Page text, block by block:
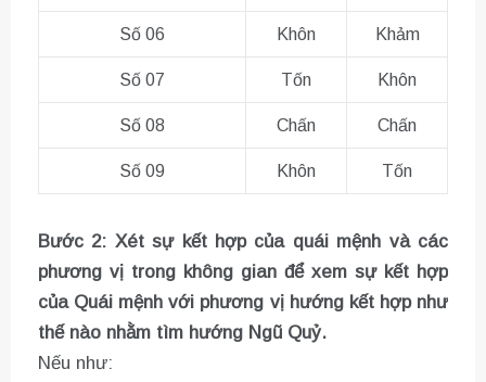
Số 06 Khôn Khảm
Số 07 Tốn Khôn
Số 08 Chấn Chấn
Số 09 Khôn Tốn
Bước 2: Xét sự kết hợp của quái mệnh và các
phương vị trong không gian để xem sự kết hợp
của Quái mệnh với phương vị hướng kết hợp như
thế nào nhằm tìm hướng Ngũ Quỷ.
Nếu như: